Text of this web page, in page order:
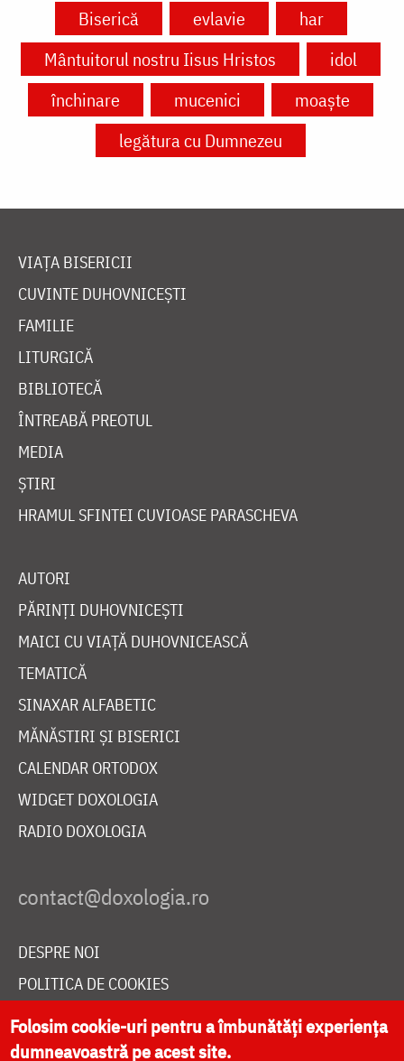
Biserică evlavie
har
Mântuitorul nostru Iisus Hristos
idol
închinare
mucenici
moaște
legătura cu Dumnezeu
VIAȚA BISERICII
CUVINTE DUHOVNICEȘTI
FAMILIE
LITURGICĂ
BIBLIOTECĂ
ÎNTREABĂ PREOTUL
MEDIA
ȘTIRI
HRAMUL SFINTEI CUVIOASE PARASCHEVA
AUTORI
PĂRINȚI DUHOVNICEȘTI
MAICI CU VIAȚĂ DUHOVNICEASCĂ
TEMATICĂ
SINAXAR ALFABETIC
MĂNĂSTIRI ȘI BISERICI
CALENDAR ORTODOX
WIDGET DOXOLOGIA
RADIO DOXOLOGIA
DESPRE NOI
POLITICA DE COOKIES
DONEAZĂ ONLINE PENTRU CATEDRALA NAȚIONALĂ
Folosim cookie-uri pentru a îmbunătăți experiența
dumneavoastră pe acest site.